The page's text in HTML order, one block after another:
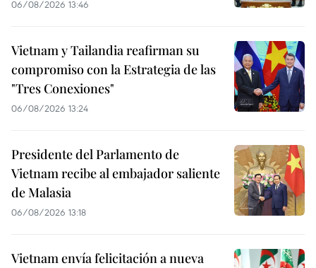
06/08/2026 13:46
Vietnam y Tailandia reafirman su
compromiso con la Estrategia de las
"Tres Conexiones"
06/08/2026 13:24
Presidente del Parlamento de
Vietnam recibe al embajador saliente
de Malasia
06/08/2026 13:18
Vietnam envía felicitación a nueva